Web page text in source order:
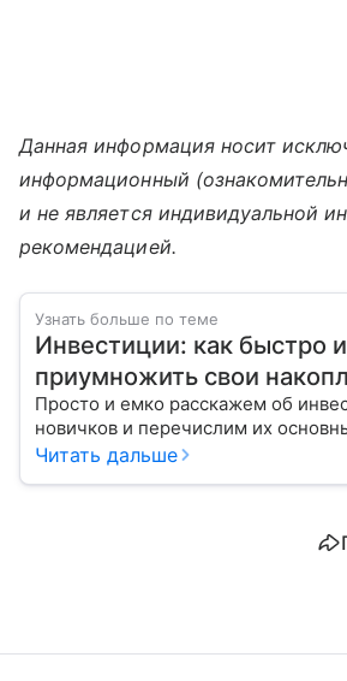
Данная информация носит
информационный
и не является индивидуальной
рекомендацией.
Узнать больше по теме
Инвестиции: как быстро
приумножить свои
Просто и емко расскажем об
новичков и перечислим их
Читать дальше